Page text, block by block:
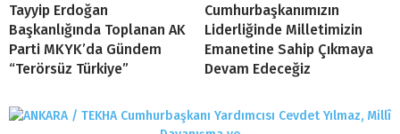
Tayyip Erdoğan
Başkanlığında Toplanan AK
Parti MKYK’da Gündem
“Terörsüz Türkiye”
Cumhurbaşkanımızın
Liderliğinde Milletimizin
Emanetine Sahip Çıkmaya
Devam Edeceğiz